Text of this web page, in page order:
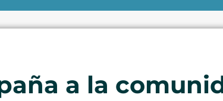
a la